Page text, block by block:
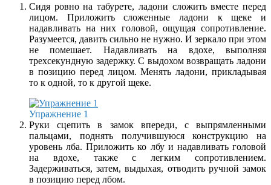
Сидя ровно на табурете, ладони сложить вместе перед
лицом. Приложить сложенные ладони к щеке и
надавливать на них головой, ощущая сопротивление.
Разумеется, давить сильно не нужно. И зеркало при этом
не помешает. Надавливать на вдохе, выполняя
трехсекундную задержку. С выдохом возвращать ладони
в позицию перед лицом. Менять ладони, прикладывая
то к одной, то к другой щеке.
Упражнение 1
Руки сцепить в замок впереди, с выпрямленными
пальцами, поднять получившуюся конструкцию на
уровень лба. Приложить ко лбу и надавливать головой
на вдохе, также с легким сопротивлением.
Задерживаться, затем, выдыхая, отводить ручной замок
в позицию перед лбом.